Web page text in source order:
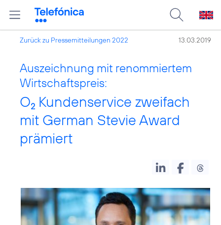
Zurück zu Pressemitteilungen 2022 13.03.2019
Auszeichnung mit renommiertem
Wirtschaftspreis:
O2 Kundenservice zweifach
mit German Stevie Award
prämiert